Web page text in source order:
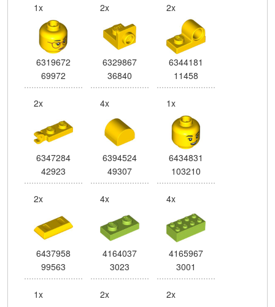
1x
6319672
69972
2x
6329867
36840
2x
6344181
11458
2x
6347284
42923
4x
6394524
49307
1x
6434831
103210
2x
6437958
99563
4x
4164037
3023
4x
4165967
3001
1x 2x 2x